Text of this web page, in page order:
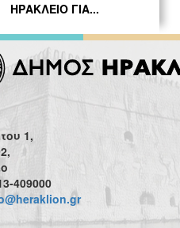
ΗΡΑΚΛΕΙΟ ΓΙΑ...
1,
409000